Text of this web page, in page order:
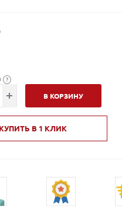
?
В КОРЗИНУ
КУПИТЬ В 1 КЛИК